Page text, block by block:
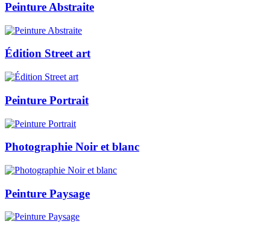
Peinture Abstraite
Édition Street art
Peinture Portrait
Photographie Noir et blanc
Peinture Paysage